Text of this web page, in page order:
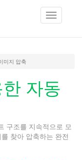
Toggle
미지 압축
자동
구조를 지속적으로 모
찾아 압축하는 완전